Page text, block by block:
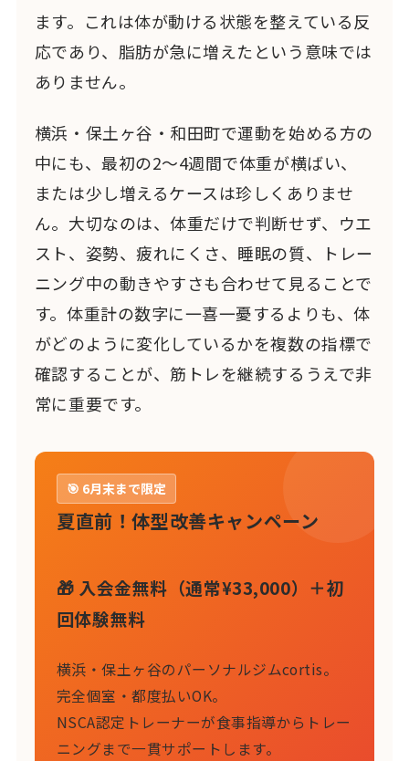
ます。これは体が動ける状態を整えている反
応であり、脂肪が急に増えたという意味では
ありません。
横浜・保土ヶ谷・和田町で運動を始める方の
中にも、最初の2〜4週間で体重が横ばい、
または少し増えるケースは珍しくありませ
ん。大切なのは、体重だけで判断せず、ウエ
スト、姿勢、疲れにくさ、睡眠の質、トレー
ニング中の動きやすさも合わせて見ることで
す。体重計の数字に一喜一憂するよりも、体
がどのように変化しているかを複数の指標で
確認することが、筋トレを継続するうえで非
常に重要です。
🎯 6月末まで限定
夏直前！体型改善キャンペーン
🎁 入会金無料（通常¥33,000）＋初
回体験無料
横浜・保土ヶ谷のパーソナルジムcortis。
完全個室・都度払いOK。
NSCA認定トレーナーが食事指導からトレー
ニングまで一貫サポートします。